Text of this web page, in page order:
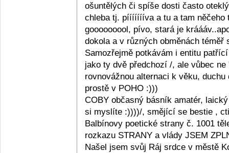
ošuntělých či spíše dosti často
chleba tj. píííííííva a tu a tam
gooooooool, pívo, stará je
dokola a v různých obměnách
Samozřejmě potkávám i entitu
jako ty dvě předchozí /, ale vůbec
rovnovážnou alternaci k věku,
prostě v POHO :)))
COBY občasný básník amatér,
si myslíte :))))/, smějící se bestie ,
Balbínovy poetické strany č. 1001
rozkazu STRANY a vlády JSEM
Našel jsem svůj Ráj srdce v městě